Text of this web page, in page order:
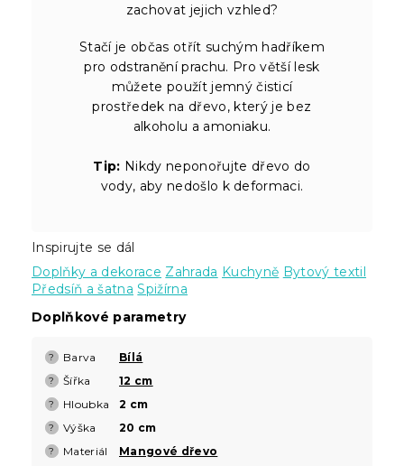
zachovat jejich vzhled?
Stačí je občas otřít suchým hadříkem
pro odstranění prachu. Pro větší lesk
můžete použít jemný čisticí
prostředek na dřevo, který je bez
alkoholu a amoniaku.
Tip: Nikdy neponořujte dřevo do
vody, aby nedošlo k deformaci.
Inspirujte se dál
Doplňky a dekorace Zahrada Kuchyně Bytový textil
Předsíň a šatna Spižírna
Doplňkové parametry
? Barva Bílá
? Šířka 12 cm
? Hloubka 2 cm
? Výška 20 cm
? Materiál
Mangové dřevo